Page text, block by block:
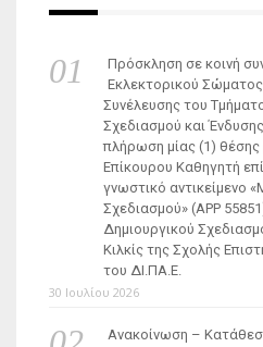
Πρόσκληση σε κοινή
Εκλεκτορικού Σώματος
Συνέλευσης του
Σχεδιασμού και
πλήρωση μίας (1) θέσης
Επίκουρου Καθηγητή
γνωστικό αντικείμενο
Σχεδιασμού» (ΑΡΡ
Δημιουργικού
Κιλκίς της Σχολής
του ΔΙ.ΠΑ.Ε.
30 Ιουλίου 2026
Ανακοίνωση –